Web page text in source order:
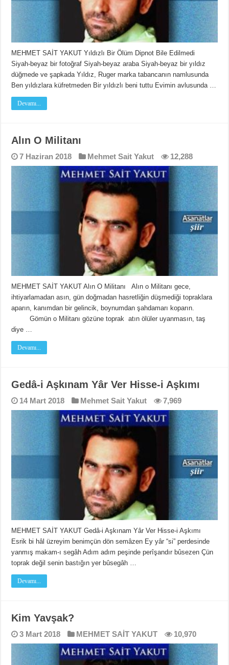
MEHMET SAİT YAKUT Yıldızlı Bir Ölüm Dipnot Bile Edilmedi
Siyah-beyaz bir fotoğraf Siyah-beyaz araba Siyah-beyaz bir yıldız
düğmede ve şapkada Yıldız, Ruger marka tabancanın namlusunda
Ben yıldızlara küfretmeden Bir yıldızlı beni tuttu Evimin avlusunda …
Devamı...
Alın O Militanı
7 Haziran 2018 Mehmet Sait Yakut 12,288
MEHMET SAİT YAKUT Alın O Militanı Alın o Militanı gece,
ihtiyarlamadan asın, gün doğmadan hasretliğin düşmediği topraklara
aparın, kanımdan bir gelincik, boynumdan şahdamarı koparın.
Gömün o Militanı gözüne toprak atın ölüler uyanmasın, taş
diye …
Devamı...
Gedâ-i Aşkınam Yâr Ver Hisse-i Aşkımı
14 Mart 2018 Mehmet Sait Yakut 7,969
MEHMET SAİT YAKUT Gedâ-i Aşkınam Yâr Ver Hisse-i Aşkımı
Esrik bi hâl üzreyim benimçün dön semâzen Ey yâr “si” perdesinde
yanmış makam-ı segâh Adım adım peşinde perîşandır bûsezen Çün
toprak değil senin bastığın yer bûsegâh …
Devamı...
Kim Yavşak?
3 Mart 2018 MEHMET SAİT YAKUT 10,970